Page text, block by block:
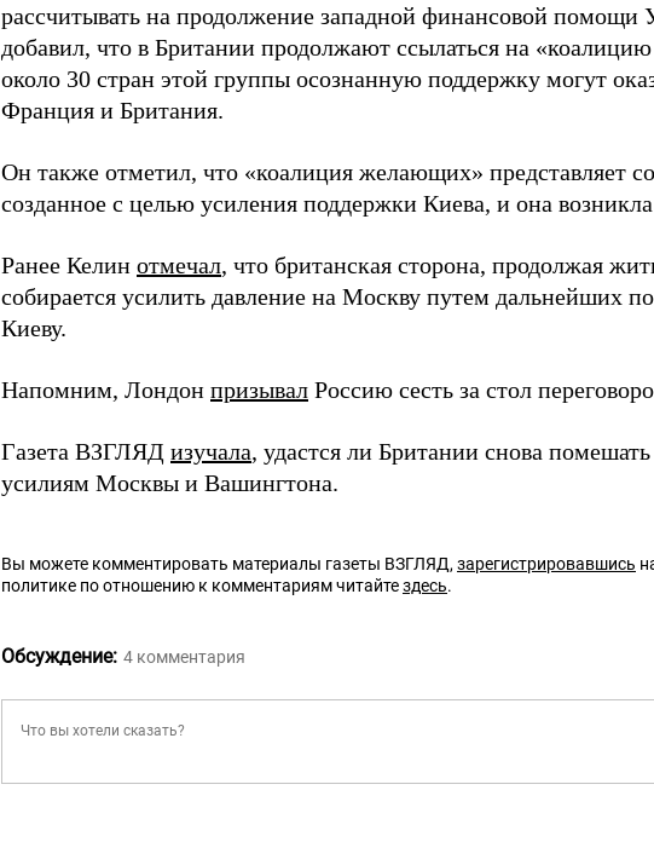
рассчитывать на продолжение западной финансовой помощи
добавил, что в Британии продолжают ссылаться на
около 30 стран этой группы осознанную поддержку могут
Франция и Британия.
Он также отметил, что «коалиция желающих» представляет
созданное с целью усиления поддержки Киева, и она
Ранее Келин отмечал, что британская сторона, продолжая
собирается усилить давление на Москву путем дальнейших
Киеву.
Напомним, Лондон призывал Россию сесть за стол
Газета ВЗГЛЯД изучала, удастся ли Британии снова
усилиям Москвы и Вашингтона.
Вы можете комментировать материалы газеты ВЗГЛЯД,зарегистрировавшись
политике по отношению к комментариям читайтездесь.
Обсуждение: 4 комментария